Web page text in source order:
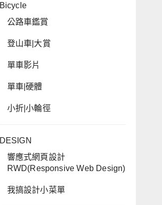
Bicycle
公路車鑑賞
登山車|大賞
單車影片
單車|硬體
小折|小輪徑
DESIGN
響應式網頁設計
RWD(Responsive Web Design)
我搞設計小菜單